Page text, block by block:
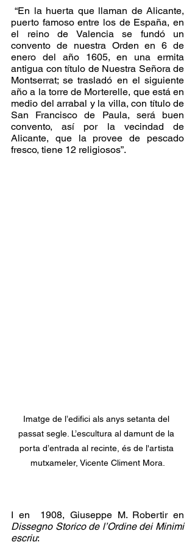
“En la huerta que llaman de Alicante,
puerto famoso entre los de España, en
el reino de Valencia se fundó un
convento de nuestra Orden en 6 de
enero del año 1605, en una ermita
antigua con título de Nuestra Señora de
Montserrat; se trasladó en el siguiente
año a la torre de Morterelle, que está en
medio del arrabal y la villa, con título de
San Francisco de Paula, será buen
convento, así por la vecindad de
Alicante, que la provee de pescado
fresco, tiene 12 religiosos”.
Imatge de l’edifici als anys setanta del
passat segle. L’escultura al damunt de la
porta d’entrada al recinte, és de l'artista
mutxameler, Vicente Climent Mora.
Dissegno Storico de l’Ordine dei Minimi
escriu: